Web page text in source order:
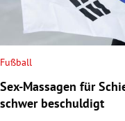
Fußball
Sex-Massagen für
schwer beschuldigt